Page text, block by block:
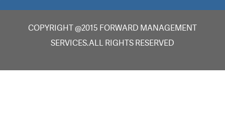
COPYRIGHT @2015 FORWARD MANAGEMENT
SERVICES.ALL RIGHTS RESERVED